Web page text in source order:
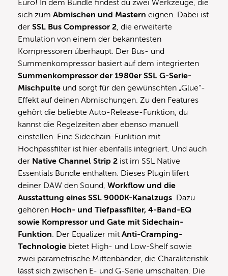
Euro! In dem Bundle findest du zwei Werkzeuge, die
sich zum Abmischen und Mastern eignen. Dabei ist
der SSL Bus Compressor 2, die erweiterte
Emulation von einem der bekanntesten
Kompressoren überhaupt. Der Bus- und
Summenkompressor basiert auf dem integrierten
Summenkompressor der 1980er SSL G-Serie-
Mischpulte und sorgt für den gewünschten „Glue“-
Effekt auf deinen Abmischungen. Zu den Features
gehört die beliebte Auto-Release-Funktion, du
kannst die Regelzeiten aber ebenso manuell
einstellen. Eine Sidechain-Funktion mit
Hochpassfilter ist hier ebenfalls integriert. Und auch
der Native Channel Strip 2 ist im SSL Native
Essentials Bundle enthalten. Dieses Plugin lifert
deiner DAW den Sound, Workflow und die
Ausstattung eines SSL 9000K-Kanalzugs. Dazu
gehören Hoch- und Tiefpassfilter, 4-Band-EQ
sowie Kompressor und Gate mit Sidechain-
Funktion. Der Equalizer mit Anti-Cramping-
Technologie bietet High- und Low-Shelf sowie
zwei parametrische Mittenbänder, die Charakteristik
lässt sich zwischen E- und G-Serie umschalten. Die